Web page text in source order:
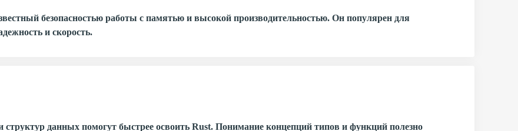
безопасностью работы с памятью и высокой производительностью. Он популярен для
и скорость.
данных помогут быстрее освоить Rust. Понимание концепций типов и функций полезно